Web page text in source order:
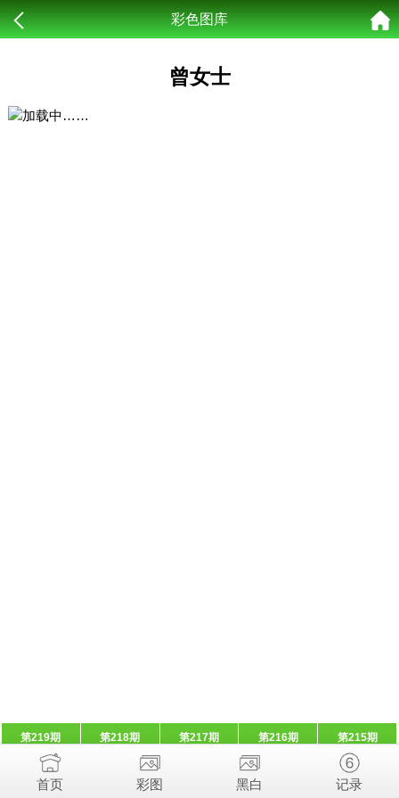
彩色图库
曾女士
第219期 第218期 第217期 第216期 第215期
首页 彩图 黑白 记录